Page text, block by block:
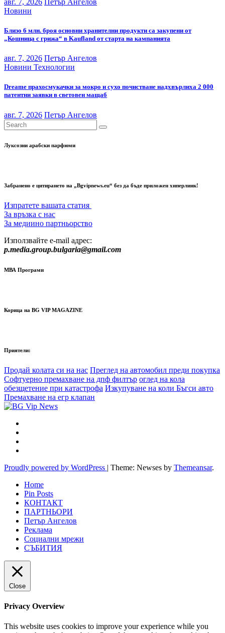
Новини
Близо 6 млн. броя основни хранителни продукти са закупени от
„Кошница с грижа“ в Kaufland от старта на кампанията
авг. 7, 2026 Петър Ангелов
Новини Технологии
Dreame прахосмукачки за мокро и сухо почистване надхвърлиха 2 000
патентни заявки в световен мащаб
авг. 7, 2026 Петър Ангелов
Луксозни арабски парфюми
Забранено е цитирането на „Bgvipnews.eu“ без да бъде приложен хиперлинк!
Изпратете вашата статия
За връзка с нас
За медиино партньорство
Използвайте e-mail адрес:
p.media.group.bulgaria@gmail.com
МВА Програми
Корица на BG VIP MAGAZINE
Приятели:
Продай колата си на нас Преглед на автомобил преди покупка
Софтуерно премахване на дпф филтър оглед на кола
обезщетение при катастрофа Изкупуване на коли Бъгси авто
Премахване на егр клапан
Proudly powered by WordPress | Theme: Newses by Themeansar.
Home
Pin Posts
КОНТАКТ
ПАРТНЬОРИ
Петър Ангелов
Реклама
Социални мрежи
СЪБИТИЯ
Close
Privacy Overview
This website uses cookies to improve your experience while you